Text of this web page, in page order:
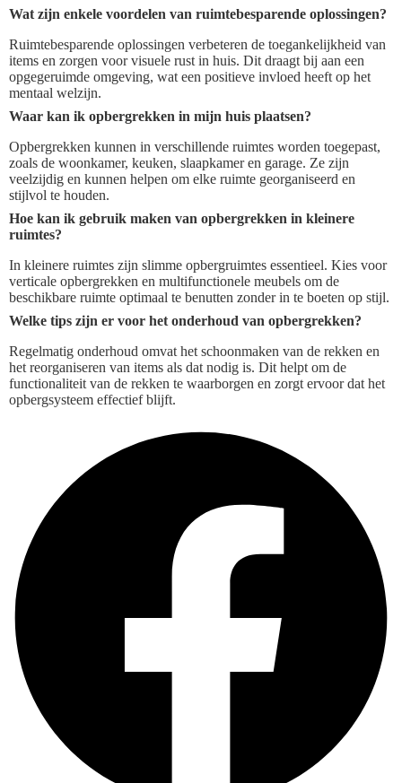
Wat zijn enkele voordelen van ruimtebesparende oplossingen?
Ruimtebesparende oplossingen verbeteren de toegankelijkheid van
items en zorgen voor visuele rust in huis. Dit draagt bij aan een
opgegeruimde omgeving, wat een positieve invloed heeft op het
mentaal welzijn.
Waar kan ik opbergrekken in mijn huis plaatsen?
Opbergrekken kunnen in verschillende ruimtes worden toegepast,
zoals de woonkamer, keuken, slaapkamer en garage. Ze zijn
veelzijdig en kunnen helpen om elke ruimte georganiseerd en
stijlvol te houden.
Hoe kan ik gebruik maken van opbergrekken in kleinere
ruimtes?
In kleinere ruimtes zijn slimme opbergruimtes essentieel. Kies voor
verticale opbergrekken en multifunctionele meubels om de
beschikbare ruimte optimaal te benutten zonder in te boeten op stijl.
Welke tips zijn er voor het onderhoud van opbergrekken?
Regelmatig onderhoud omvat het schoonmaken van de rekken en
het reorganiseren van items als dat nodig is. Dit helpt om de
functionaliteit van de rekken te waarborgen en zorgt ervoor dat het
opbergsysteem effectief blijft.